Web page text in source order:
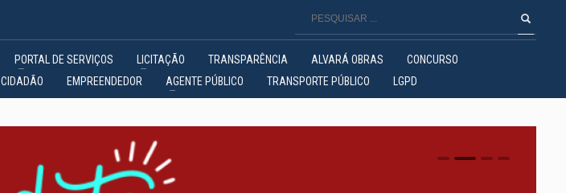
PORTAL DE SERVIÇOS LICITAÇÃO TRANSPARÊNCIA ALVARÁ OBRAS
CONCURSO
CIDADÃO EMPREENDEDOR AGENTE PÚBLICO TRANSPORTE PÚBLICO LGPD
0 1 2